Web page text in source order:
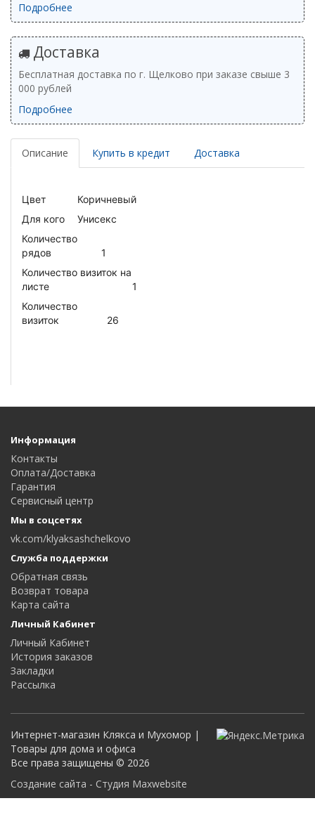
Подробнее
Доставка
Бесплатная доставка по г. Щелково при заказе свыше 3
000 рублей
Подробнее
Описание Купить в кредит Доставка
Цвет
Коричневый
Для кого
Унисекс
Количество
рядов
1
Количество визиток на
листе
1
Количество
визиток
26
Информация
Контакты
Оплата/Доставка
Гарантия
Сервисный центр
Мы в соцсетях
vk.com/klyaksashchelkovo
Служба поддержки
Обратная связь
Возврат товара
Карта сайта
Личный Кабинет
Личный Кабинет
История заказов
Закладки
Рассылка
Интернет-магазин Клякса и Мухомор |
Товары для дома и офиса
Все права защищены © 2026
Создание сайта - Студия Maxwebsite